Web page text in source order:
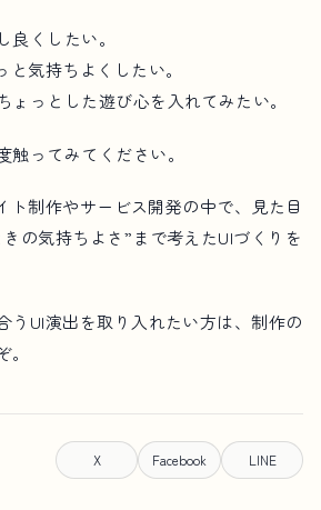
良くしたい。
気持ちよくしたい。
ょっとした遊び心を入れてみたい。
触ってみてください。
ト制作やサービス開発の中で、見た目
の気持ちよさ”まで考えたUIづくりを
うUI演出を取り入れたい方は、制作の
X Facebook LINE